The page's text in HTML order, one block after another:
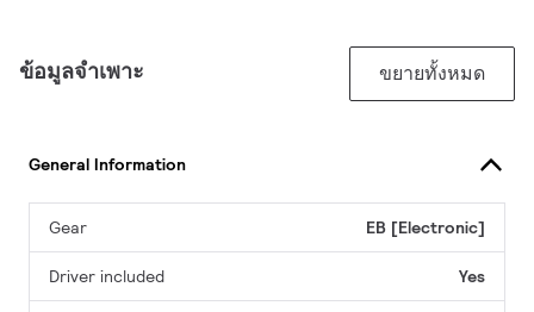
ข้อมูลจำเพาะ ขยายทั้งหมด
General Information
Gear EB [Electronic]
Driver included Yes